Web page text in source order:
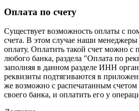
Оплата по счету
Существует возможность оплаты с
счета. В этом случае наши
оплату. Оплатить такой счет можно
любого банка, раздела "Оплата по
заполняя в данном разделе ИНН
реквизиты подтягиваются в
же возможно с распечатанным счетом
своего банка, и оплатить его у